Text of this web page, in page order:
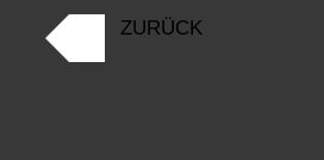
ZURÜCK